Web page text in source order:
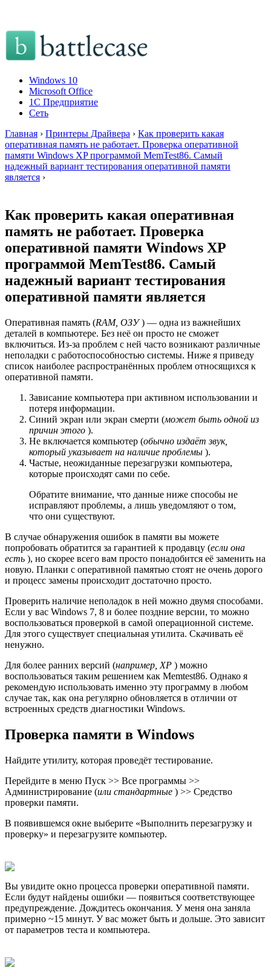
Windows 10
Microsoft Office
1C Предприятие
Сеть
Главная › Принтеры Драйвера › Как проверить какая
оперативная память не работает. Проверка оперативной
памяти Windows XP программой MemTest86. Самый
надежный вариант тестирования оперативной памяти
является ›
Как проверить какая оперативная
память не работает. Проверка
оперативной памяти Windows XP
программой MemTest86. Самый
надежный вариант тестирования
оперативной памяти является
Оперативная память (RAM, ОЗУ) — одна из важнейших
деталей в компьютере. Без неё он просто не сможет
включиться. Из-за проблем с ней часто возникают различные
неполадки с работоспособностью системы. Ниже я приведу
список наиболее распространённых проблем относящихся к
оперативной памяти.
Зависание компьютера при активном использовании и
потеря информации.
Синий экран или экран смерти (может быть одной из
причин этого ).
Не включается компьютер (обычно издаёт звук,
который указывает на наличие проблемы ).
Частые, неожиданные перезагрузки компьютера,
которые происходят сами по себе.
Обратите внимание, что данные ниже способы не
исправляют проблемы, а лишь уведомляют о том,
что они существуют.
В случае обнаружения ошибок в памяти вы можете
попробовать обратится за гарантией к продавцу (если она
есть ), но скорее всего вам просто понадобится её заменить на
новую. Планки с оперативной памятью стоят не очень дорого
и процесс замены происходит достаточно просто.
Проверить наличие неполадок в ней можно двумя способами.
Если у вас Windows 7, 8 и более поздние версии, то можно
воспользоваться проверкой в самой операционной системе.
Для этого существует специальная утилита. Скачивать её
ненужно.
Для более ранних версий (например, XP ) можно
воспользоваться таким решением как Memtest86. Однако я
рекомендую использовать именно эту программу в любом
случае так, как она регулярно обновляется в отличии от
встроенных средств диагностики Windows.
Проверка памяти в Windows
Найдите утилиту, которая проведёт тестирование.
Перейдите в меню Пуск >> Все программы >>
Администрирование (или стандартные ) >> Средство
проверки памяти.
В появившемся окне выберите «Выполнить перезагрузку и
проверку» и перезагрузите компьютер.
Вы увидите окно процесса проверки оперативной памяти.
Если будут найдены ошибки — появиться соответствующее
предупреждение. Дождитесь окончания. У меня она заняла
примерно ~15 минут. У вас может быть и дольше. Это зависит
от параметров теста и компьютера.